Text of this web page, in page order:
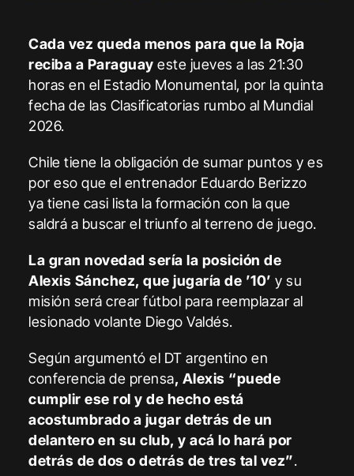
Cada vez queda menos para que la Roja
reciba a Paraguay este jueves a las 21:30
horas en el Estadio Monumental, por la quinta
fecha de las Clasificatorias rumbo al Mundial
2026.
Chile tiene la obligación de sumar puntos y es
por eso que el entrenador Eduardo Berizzo
ya tiene casi lista la formación con la que
saldrá a buscar el triunfo al terreno de juego.
La gran novedad sería la posición de
Alexis Sánchez, que jugaría de ’10’ y su
misión será crear fútbol para reemplazar al
lesionado volante Diego Valdés.
Según argumentó el DT argentino en
conferencia de prensa, Alexis “puede
cumplir ese rol y de hecho está
acostumbrado a jugar detrás de un
delantero en su club, y acá lo hará por
detrás de dos o detrás de tres tal vez”.